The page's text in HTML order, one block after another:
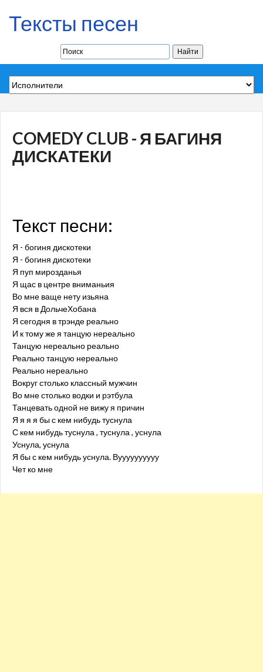
Тексты песен
COMEDY CLUB - Я БАГИНЯ
ДИСКАТЕКИ
Текст песни:
Я - богиня дискотеки
Я - богиня дискотеки
Я пуп мирозданья
Я щас в центре вниманьия
Во мне ваще нету изьяна
Я вся в ДольчеХобана
Я сегодня в трэнде реально
И к тому же я танцую нереально
Танцую нереально реально
Реально танцую нереально
Реально нереально
Вокруг столько классный мужчин
Во мне столько водки и рэтбула
Танцевать одной не вижу я причин
Я я я я бы с кем нибудь туснула
С кем нибудь туснула , туснула , уснула
Уснула, уснула
Я бы с кем нибудь уснула. Вуууууууууу
Чет ко мне